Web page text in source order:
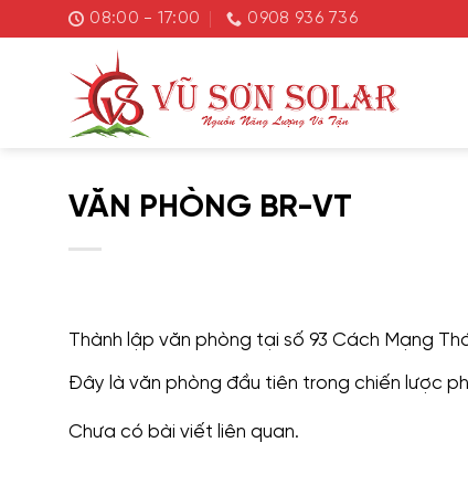
đến
08:00 - 17:00 0908 936 736
VĂN PHÒNG BR-VT
Thành lập văn phòng tại số 93 Cách Mạng
Đây là văn phòng đầu tiên trong chiến lược
Chưa có bài viết liên quan.